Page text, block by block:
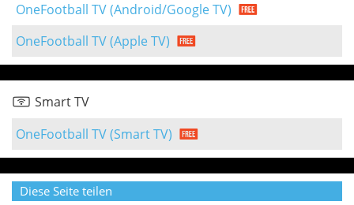
OneFootball TV (Android/Google TV)
OneFootball TV (Apple TV)
Smart TV
OneFootball TV (Smart TV)
Diese Seite teilen